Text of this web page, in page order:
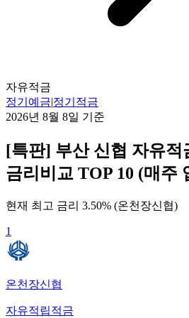
자유적금
정기예금|정기적금
2026년 8월 8일 기준
[특판] 부산 신협 자유적
금리비교 TOP 10 (매주
현재 최고 금리 3.50% (온천장신협)
1
온천장신협
자유적립적금